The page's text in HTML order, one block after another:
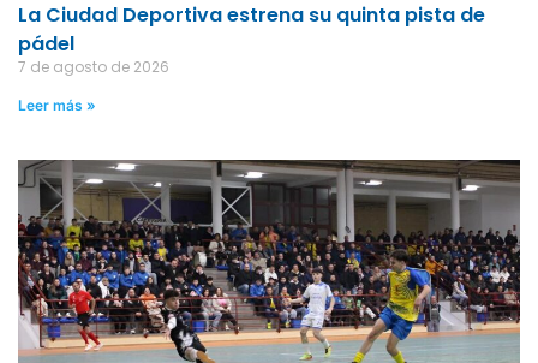
La Ciudad Deportiva estrena su quinta pista de
pádel
7 de agosto de 2026
Leer más »